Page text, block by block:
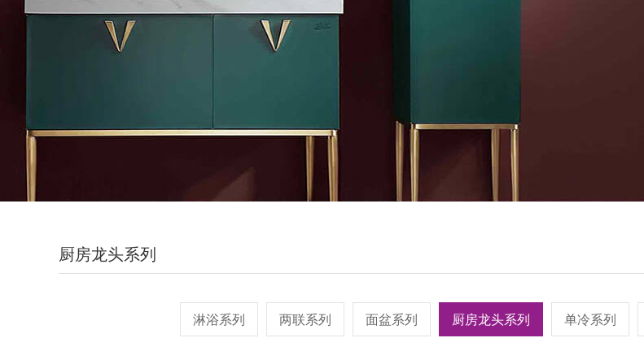
厨房龙头系列
淋浴系列 两联系列 面盆系列 厨房龙头系列 单冷系列